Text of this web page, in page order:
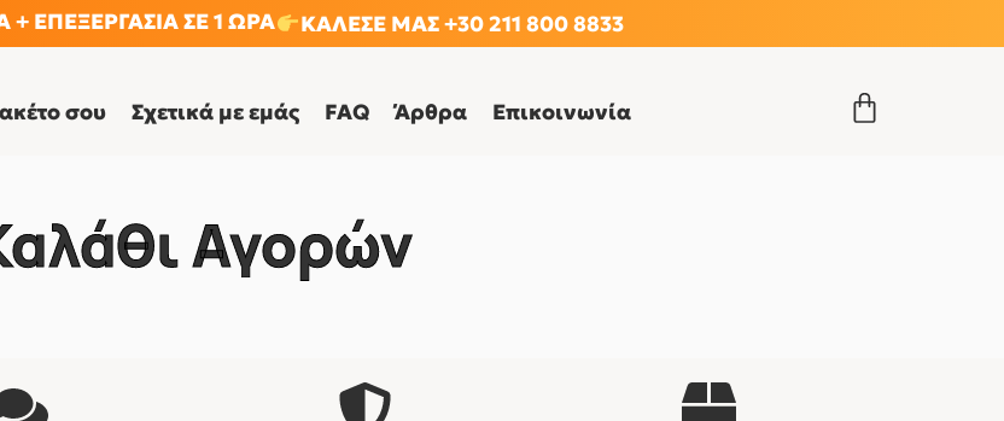
ΕΠΕΞΕΡΓΑΣΙΑ ΣΕ 1 ΩΡΑ ΚΑΛΕΣΕ ΜΑΣ +30 211 800 8833
σου Σχετικά με εμάς FAQ Άρθρα Επικοινωνία
Αγορών